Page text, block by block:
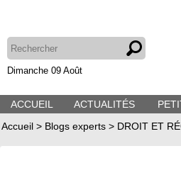
Dimanche 09 Août
ACCUEIL ACTUALITÉS
Accueil > Blogs experts > DROIT ET